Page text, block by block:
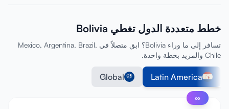
خطط متعددة الدول تغطي Bolivia
تسافر إلى ما وراء Bolivia؟ ابق متصلاً في Mexico, Argentina, Brazil,
Chile والمزيد بخطة واحدة.
Latin America
Global
∞